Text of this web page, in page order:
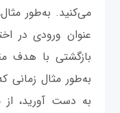
می‌کنید. به‌طور
عنوان ورودی در
بازگشتی با هدف
به‌طور مثال
به دست آورید، از